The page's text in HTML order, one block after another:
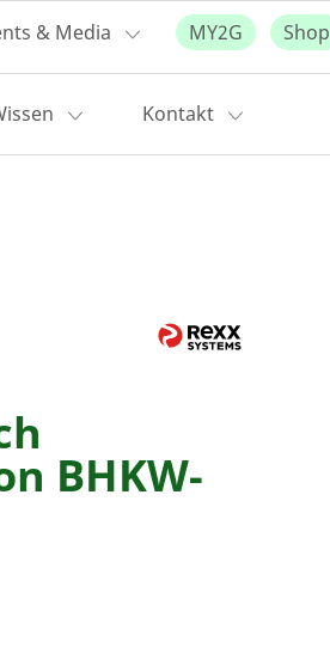
& Media MY2G Shop
Kontakt
BHKW-